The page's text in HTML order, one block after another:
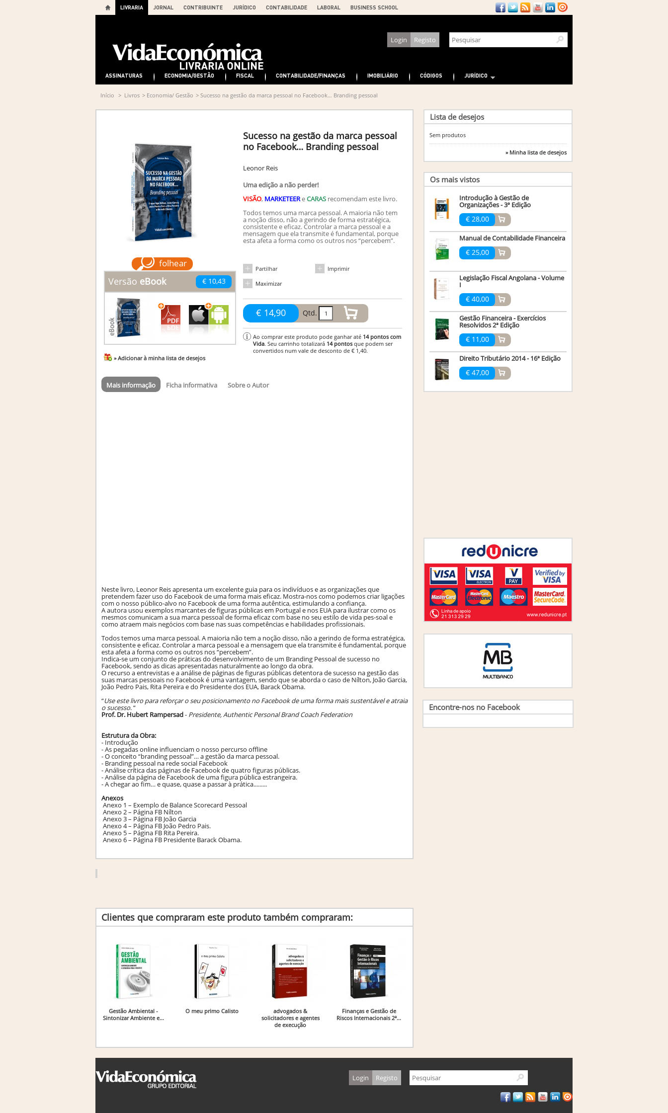
LIVRARIA JORNAL CONTRIBUINTE JURÍDICO CONTABILIDADE LABORAL BUSINESS SCHOOL
Login Registo
ASSINATURAS ECONOMIA/GESTÃO FISCAL CONTABILIDADE/FINANÇAS IMOBILIÁRIO CÓDIGOS JURÍDICO
Início > Livros > Economia/ Gestão > Sucesso na gestão da marca pessoal no Facebook… Branding pessoal
folhear
Versão eBook € 10,43
» Adicionar à minha lista de desejos
Sucesso na gestão da marca pessoal
no Facebook… Branding pessoal
Leonor Reis
Uma edição a não perder!
VISÃO, MARKETEEReCARAS recomendam este livro.
Todos temos uma marca pessoal. A maioria não tem
a noção disso, não a gerindo de forma estratégica,
consistente e eficaz. Controlar a marca pessoal e a
mensagem que ela transmite é fundamental, porque
esta afeta a forma como os outros nos “percebem”.
Partilhar
Imprimir
Maximizar
€ 14,90 Qtd.
Ao comprar este produto pode ganhar até 14pontos com
Vida. Seu carrinho totalizará 14pontos que podem ser
convertidos num vale de desconto de € 1,40.
Mais informação Ficha informativa Sobre o Autor
Neste livro, Leonor Reis apresenta um excelente guia para os indivíduos e as organizações que
pretendem fazer uso do Facebook de uma forma mais eficaz. Mostra-nos como podemos criar ligações
com o nosso público-alvo no Facebook de uma forma autêntica, estimulando a confiança.
A autora usou exemplos marcantes de figuras públicas em Portugal e nos EUA para ilustrar como os
mesmos comunicam a sua marca pessoal de forma eficaz com base no seu estilo de vida pes-soal e
como atraem mais negócios com base nas suas competências e habilidades profissionais.
Todos temos uma marca pessoal. A maioria não tem a noção disso, não a gerindo de forma estratégica,
consistente e eficaz. Controlar a marca pessoal e a mensagem que ela transmite é fundamental, porque
esta afeta a forma como os outros nos “percebem”.
Indica-se um conjunto de práticas do desenvolvimento de um Branding Pessoal de sucesso no
Facebook, sendo as dicas apresentadas naturalmente ao longo da obra.
O recurso a entrevistas e a análise de páginas de figuras públicas detentora de sucesso na gestão das
suas marcas pessoais no Facebook é uma vantagem, sendo que se aborda o caso de Nílton, João Garcia,
João Pedro Pais, Rita Pereira e do Presidente dos EUA, Barack Obama.
“Use este livro para reforçar o seu posicionamento no Facebook de uma forma mais sustentável e atraia
o sucesso. “
Prof. Dr. Hubert Rampersad- Presidente, Authentic Personal Brand Coach Federation
Estrutura da Obra:
- Introdução
- As pegadas online influenciam o nosso percurso offline
- O conceito “branding pessoal”… a gestão da marca pessoal.
- Branding pessoal na rede social Facebook
- Análise crítica das páginas de Facebook de quatro figuras públicas.
- Análise da página de Facebook de uma figura pública estrangeira.
- A chegar ao fim… e quase, quase a passar à prática.........
Anexos
Anexo 1 – Exemplo de Balance Scorecard Pessoal
Anexo 2 – Página FB Nílton
Anexo 3 – Página FB João Garcia
Anexo 4 – Página FB João Pedro Pais.
Anexo 5 – Página FB Rita Pereira.
Anexo 6 – Página FB Presidente Barack Obama.
Clientes que compraram este produto também compraram:
Gestão Ambiental -
Sintonizar Ambiente e...
O meu primo Calisto
advogados &
solicitadores e agentes
de execução
Finanças e Gestão de
Riscos Internacionais 2ª...
Lista de desejos
Sem produtos
» Minha lista de desejos
Os mais vistos
Introdução à Gestão de
Organizações - 3ª Edição
€ 28,00
Manual de Contabilidade Financeira
€ 25,00
Legislação Fiscal Angolana - Volume
I
€ 40,00
Gestão Financeira - Exercícios
Resolvidos 2ª Edição
€ 11,00
Direito Tributário 2014 - 16ª Edição
€ 47,00
Encontre-nos no Facebook
Login Registo